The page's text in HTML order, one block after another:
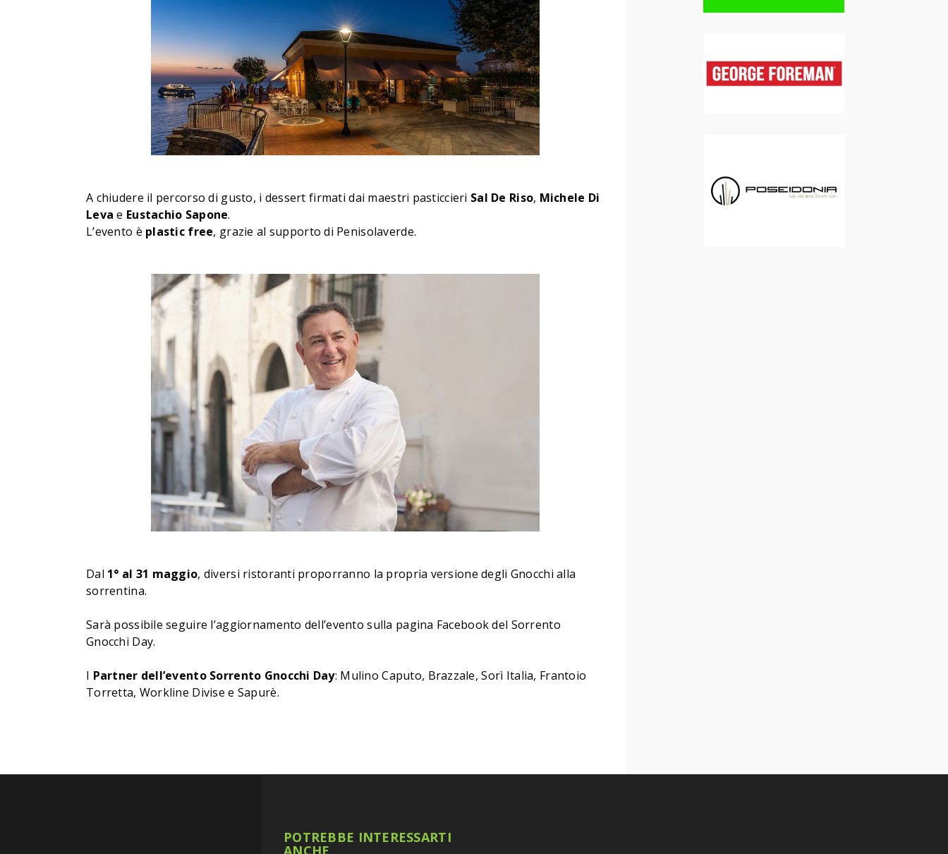
A chiudere il percorso di gusto, i dessert firmati dai maestri pasticcieri Sal De Riso, Michele Di
Leva e Eustachio Sapone.
L’evento è plastic free, grazie al supporto di Penisolaverde.
Dal 1° al 31 maggio, diversi ristoranti proporranno la propria versione degli Gnocchi alla
sorrentina.
Sarà possibile seguire l’aggiornamento dell’evento sulla pagina Facebook del Sorrento
Gnocchi Day.
I Partner dell’evento Sorrento Gnocchi Day: Mulino Caputo, Brazzale, Sorì Italia, Frantoio
Torretta, Workline Divise e Sapurè.
POTREBBE INTERESSARTI
ANCHE